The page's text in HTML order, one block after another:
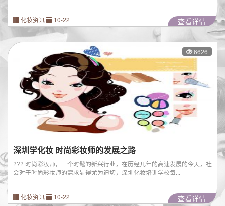
化妆资讯 10-22 查看详情
6626
深圳学化妆 时尚彩妆师的发展之路
??? 时尚彩妆师，一个时髦的新兴行业，在历经几年的高速发展的今天，社
会对于时尚彩妆师的需求显得尤为迫切，深圳化妆培训学校每...
化妆资讯 10-22 查看详情